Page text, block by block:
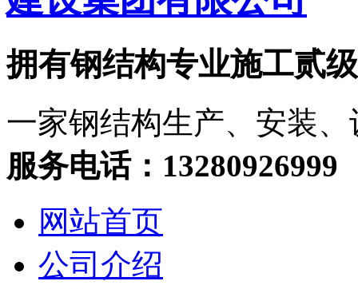
拥有钢结构专业施工贰
一家钢结构生产、安装
服务电话：13280926999
网站首页
公司介绍